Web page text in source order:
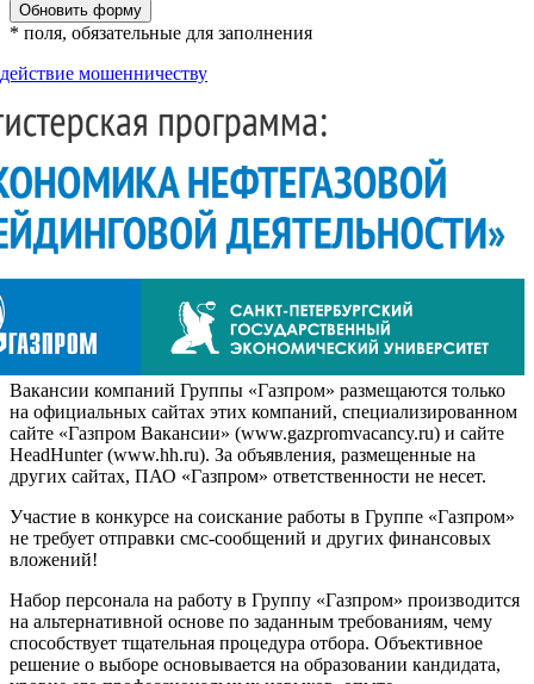
Обновить форму
* поля, обязательные для заполнения
мошенничеству
Вакансии компаний Группы «Газпром» размещаются только
на официальных сайтах этих компаний, специализированном
сайте «Газпром Вакансии» (www.gazpromvacancy.ru) и сайте
HeadHunter (www.hh.ru). За объявления, размещенные на
других сайтах, ПАО «Газпром» ответственности не несет.
Участие в конкурсе на соискание работы в Группе «Газпром»
не требует отправки смс-сообщений и других финансовых
вложений!
Набор персонала на работу в Группу «Газпром» производится
на альтернативной основе по заданным требованиям, чему
способствует тщательная процедура отбора. Объективное
решение о выборе основывается на образовании кандидата,